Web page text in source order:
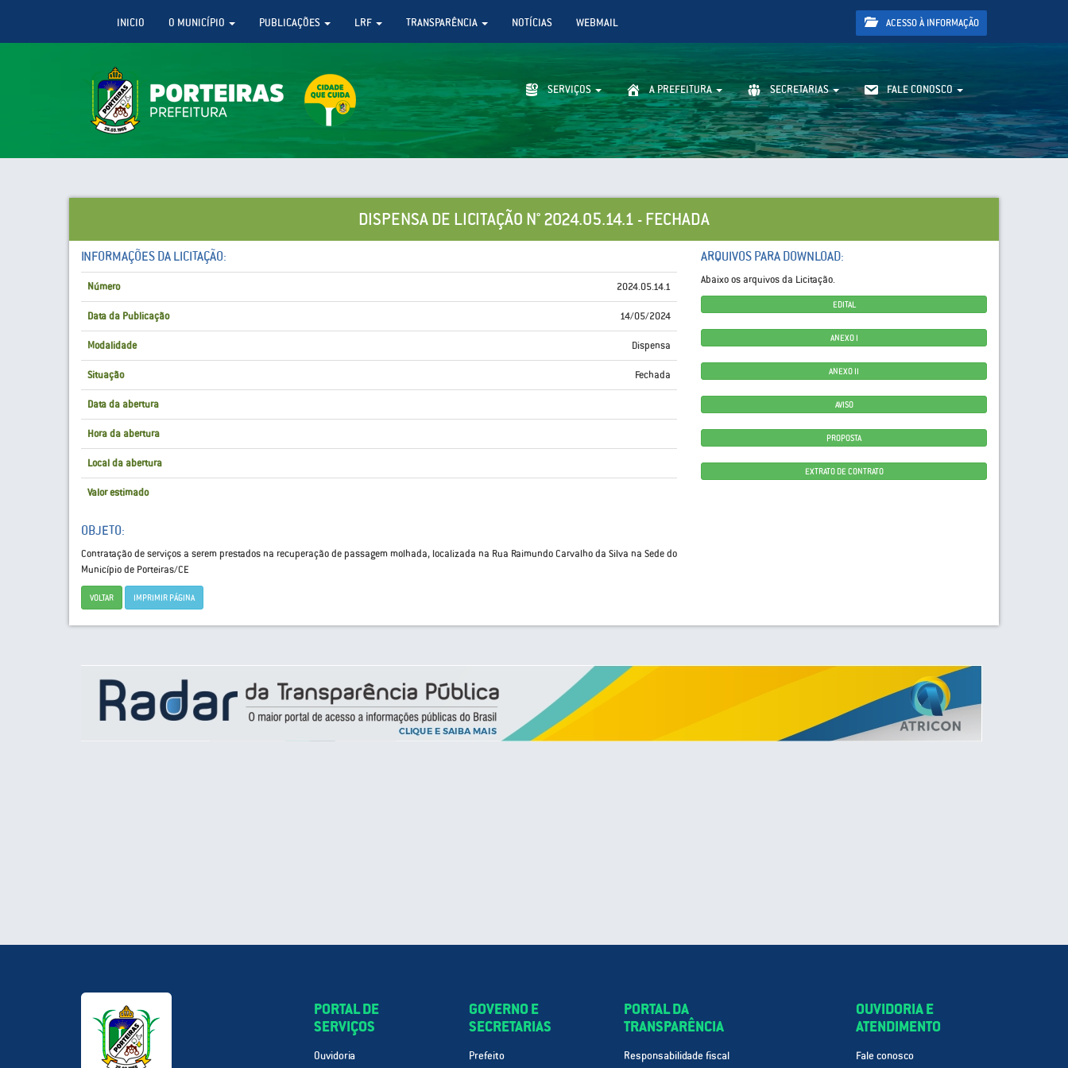
INICIO O MUNICÍPIO PUBLICAÇÕES LRF TRANSPARÊNCIA NOTÍCIAS WEBMAIL ACESSO À INFORMAÇÃO
SERVIÇOS A PREFEITURA SECRETARIAS FALE CONOSCO
DISPENSA DE LICITAÇÃO N° 2024.05.14.1 - FECHADA
INFORMAÇÕES DA LICITAÇÃO:
Número 2024.05.14.1
Data da Publicação 14/05/2024
Modalidade Dispensa
Situação Fechada
Data da abertura
Hora da abertura
Local da abertura
Valor estimado
OBJETO:
Contratação de serviços a serem prestados na recuperação de passagem molhada, localizada na Rua Raimundo Carvalho da Silva na Sede do
Município de Porteiras/CE
VOLTAR IMPRIMIR PÁGINA
ARQUIVOS PARA DOWNLOAD:
Abaixo os arquivos da Licitação.
EDITAL
ANEXO I
ANEXO II
AVISO
PROPOSTA
EXTRATO DE CONTRATO
PORTAL DE
SERVIÇOS
Ouvidoria
GOVERNO E
SECRETARIAS
Prefeito
PORTAL DA
TRANSPARÊNCIA
Responsabilidade fiscal
OUVIDORIA E
ATENDIMENTO
Fale conosco